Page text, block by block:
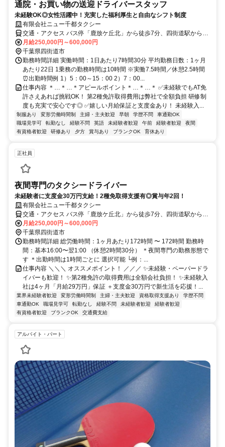
通院・お買い物の送迎ドライバースタッフ
未経験OK◎女性活躍中！充実した福利厚生と自由なシフト制度
有限会社ニュー千都タクシー
交通・アクセス バス停「鹿放ケ丘北」から徒歩7分、四街道駅から徒
歩45分
月給250,000円～600,000円
千葉県四街道市
勤務時間詳細 実働時間：1日あたり7時間30分 平均勤務日数：1ヶ月
あたり22日 1乗務の勤務時間は10時間 ※実働7.5時間／休憩2.5時間
⏰出勤時間例 1）5：00～15：00 2）7：00...
仕事内容 ＊…＊…＊アピールポイント＊…＊…＊ ✅未経験でもAT免
許さえあれば挑戦OK！ 第2種免許取得費用は弊社で全額負担 研修制
度も充実で安心です◎ ✅嬉しい月給保証と支度金あり！ 未経験入...
制服あり 変形労働時間制 主婦・主夫歓迎 早朝 学歴不問
車通勤OK
職場見学可
転勤なし 経験不問 英語 未経験者歓迎 午前 経験者歓迎
夜間
有資格者歓迎
研修あり 夕方 賞与あり ブランクOK 育休あり
正社員
夜間専門のタクシードライバー
未経験者に支度金30万円支給！2種免取得支援有◎賞与年2回！
有限会社ニュー千都タクシー
交通・アクセス バス停「鹿放ケ丘北」から徒歩7分、四街道駅から徒
歩45分
月給250,000円～600,000円
千葉県四街道市
勤務時間詳細 総労働時間：1ヶ月あたり172時間 〜 172時間 勤務時
間：基本16:00〜翌1:00 （休憩2時間30分） ＊夜間専門の勤務形態で
す ＊出勤時間は1時間ごとに 選択可能 └例：...
仕事内容 ＼＼＼ オススメポイント！ ／／／ ✨未経験・ペーパードラ
イバーも歓迎！ ✨第2種免許の取得費用は全額会社負担！ ✨未経験入
社は4ヶ月「月給29万円」保証 ＋支度金30万円で新生活を応援！...
業界未経験者歓迎 変形労働時間制 主婦・主夫歓迎 資格取得支援あり
学歴不問
車通勤OK
職場見学可 転勤なし 経験不問 未経験者歓迎
経験者歓迎
有資格者歓迎
ブランクOK 交通費支給
アルバイト・パート